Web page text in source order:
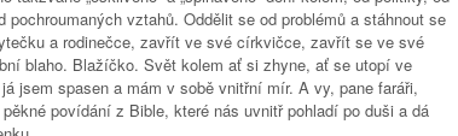
pochroumaných vztahů. Oddělit se od problémů a stáhnout se
a rodinečce, zavřít ve své církvičce, zavřít se ve své
blaho. Blažíčko. Svět kolem ať si zhyne, ať se utopí ve
jsem spasen a mám v sobě vnitřní mír. A vy, pane faráři,
povídání z Bible, které nás uvnitř pohladí po duši a dá